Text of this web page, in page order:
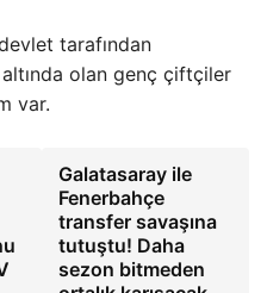
tarafından
olan genç çiftçiler
var.
Galatasaray ile
Fenerbahçe
transfer savaşına
tutuştu! Daha
sezon bitmeden